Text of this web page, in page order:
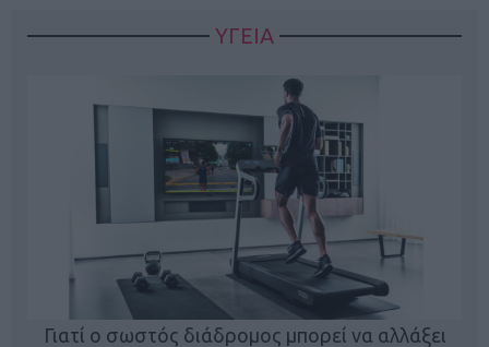
ΥΓΕΙΑ
Γιατί ο σωστός διάδρομος μπορεί να αλλάξει